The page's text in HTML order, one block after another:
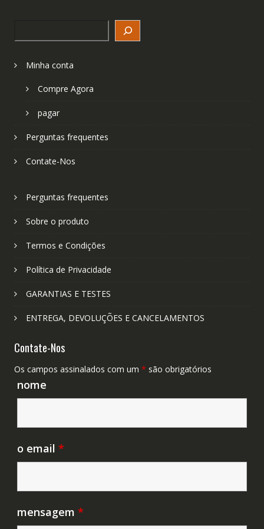
Minha conta
Compre Agora
pagar
Perguntas frequentes
Contate-Nos
Perguntas frequentes
Sobre o produto
Termos e Condições
Política de Privacidade
GARANTIAS E TESTES
ENTREGA, DEVOLUÇÕES E CANCELAMENTOS
Contate-Nos
Os campos assinalados com um * são obrigatórios
nome
o email *
mensagem *